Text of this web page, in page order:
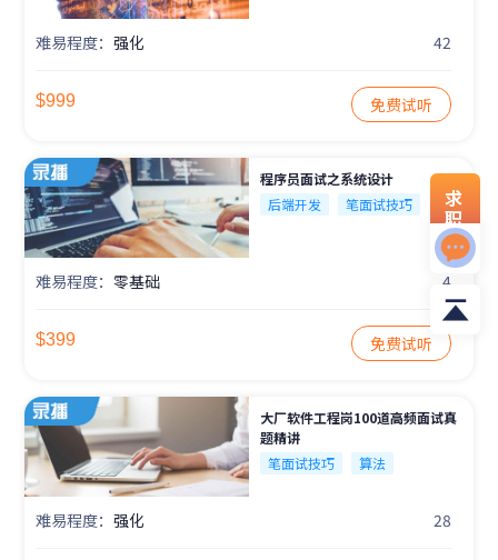
难易程度：强化 42
$999 免费试听
程序员面试之系统设计
后端开发
笔面试技巧
难易程度：零基础 4
$399 免费试听
大厂软件工程岗100道高频面试真
题精讲
笔面试技巧
算法
难易程度：强化 28
求
职
资
料